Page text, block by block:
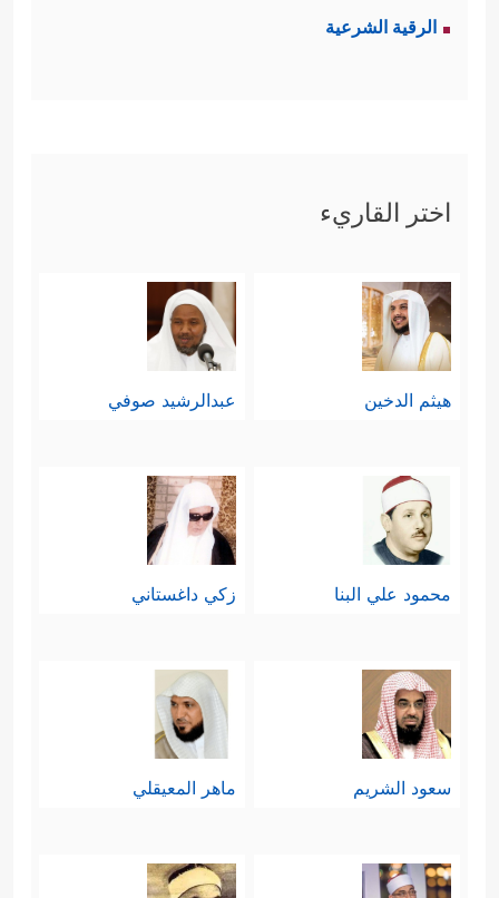
الرقية الشرعية
اختر القاريء
هيثم الدخين عبدالرشيد صوفي
محمود علي البنا زكي داغستاني
سعود الشريم ماهر المعيقلي